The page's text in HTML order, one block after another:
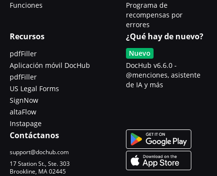
Funciones
Programa de
recompensas por
errores
Recursos
pdfFiller
Aplicación móvil DocHub
pdfFiller
US Legal Forms
SignNow
altaFlow
Instapage
¿Qué hay de nuevo?
Nuevo
DocHub v6.6.0 -
@menciones, asistente
de IA y más
Contáctanos
support@dochub.com
17 Station St., Ste. 303
Brookline, MA 02445